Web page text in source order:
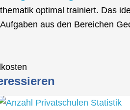
optimal trainiert. Das
aus den Bereichen